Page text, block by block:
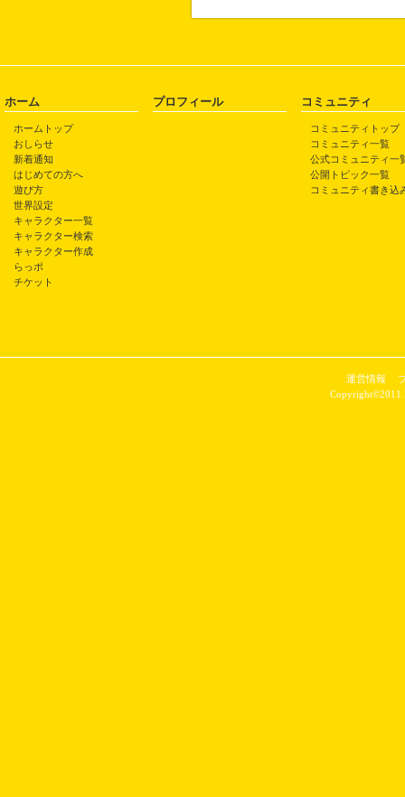
ホーム
ホームトップ
おしらせ
新着通知
はじめての方へ
遊び方
世界設定
キャラクター一覧
キャラクター検索
キャラクター作成
らっポ
チケット
プロフィール コミュニティ
コミュニティトップ
コミュニティ一覧
公式コミュニティ一
公開トピック一覧
コミュニティ書き込
運営情報
Copyright©2011